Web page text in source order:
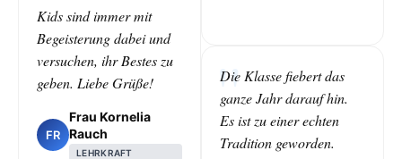
Kids sind immer mit
Begeisterung dabei und
versuchen, ihr Bestes zu
geben. Liebe Grüße!
FR
Frau Kornelia
Rauch
LEHRKRAFT
Die Klasse fiebert das
ganze Jahr darauf hin.
Es ist zu einer echten
Tradition geworden.